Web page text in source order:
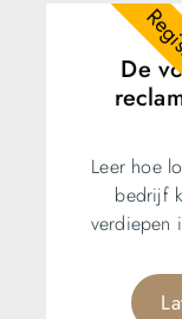
De
Leer hoe
bedrijf
verdiepen